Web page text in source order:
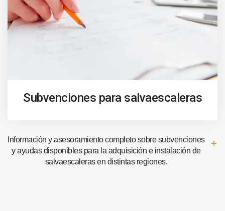
Subvenciones para salvaescaleras
Información y asesoramiento completo sobre subvenciones
y ayudas disponibles para la adquisición e instalación de
salvaescaleras en distintas regiones.